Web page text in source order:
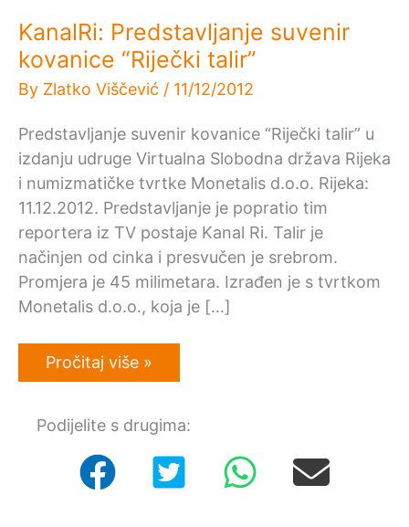
KanalRi: Predstavljanje suvenir
kovanice “Riječki talir”
By Zlatko Viščević / 11/12/2012
Predstavljanje suvenir kovanice “Riječki talir” u
izdanju udruge Virtualna Slobodna država Rijeka
i numizmatičke tvrtke Monetalis d.o.o. Rijeka:
11.12.2012. Predstavljanje je popratio tim
reportera iz TV postaje Kanal Ri. Talir je
načinjen od cinka i presvučen je srebrom.
Promjera je 45 milimetara. Izrađen je s tvrtkom
Monetalis d.o.o., koja je […]
KanalRi:
Predstavljanje
“Riječki
Pročitaj više »
Podijelite s drugima: